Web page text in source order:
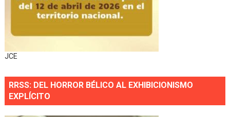
JCE
RRSS: DEL HORROR BÉLICO AL EXHIBICIONISMO
EXPLÍCITO